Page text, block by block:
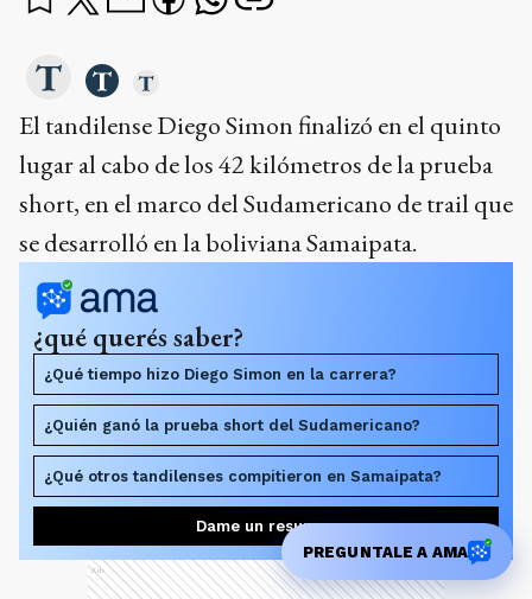
El tandilense Diego Simon finalizó en el quinto
lugar al cabo de los 42 kilómetros de la prueba
short, en el marco del Sudamericano de trail que
se desarrolló en la boliviana Samaipata.
¿qué querés saber?
¿Qué tiempo hizo Diego Simon en la carrera?
¿Quién ganó la prueba short del Sudamericano?
¿Qué otros tandilenses compitieron en Samaipata?
Dame un resumen
Ads
PREGUNTALE A AMA